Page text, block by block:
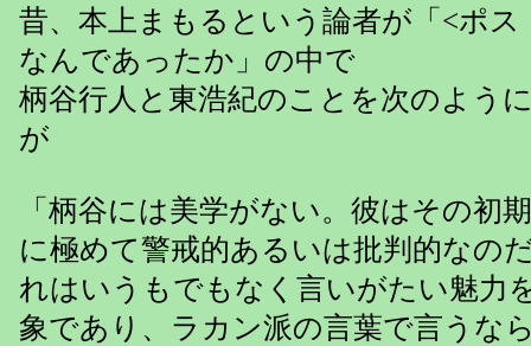
昔、本上まもるという論者が「<ポ
なんであったか」の中で
柄谷行人と東浩紀のことを次のよう
が
「柄谷には美学がない。彼はその初
に極めて警戒的あるいは批判的なの
れはいうもでもなく言いがたい魅力
象であり、ラカン派の言葉で言うな